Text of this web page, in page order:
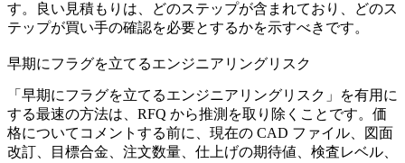
す。良い見積もりは、どのステップが含まれており、どのス
テップが買い手の確認を必要とするかを示すべきです。
早期にフラグを立てるエンジニアリングリスク
「早期にフラグを立てるエンジニアリングリスク」を有用に
する最速の方法は、RFQ から推測を取り除くことです。価
格についてコメントする前に、現在の CAD ファイル、図面
改訂、目標合金、注文数量、仕上げの期待値、検査レベル、